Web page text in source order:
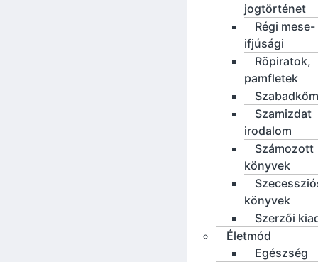
jogtörténet
Régi mese-
ifjúsági
Röpiratok,
pamfletek
Szamizdat
irodalom
Számozott
könyvek
könyvek
Szerzői
Életmód
Egészség